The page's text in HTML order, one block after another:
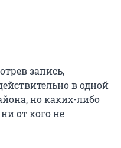
запись,
в одной
но каких-либо
от кого не